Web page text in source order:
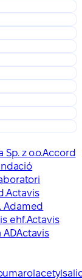
z o.o.Accord
Actavis
Adamed
ehf.Actavis
ADActavis